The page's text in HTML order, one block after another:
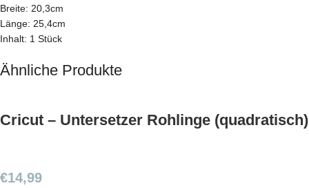
Breite: 20,3cm
Länge: 25,4cm
Inhalt: 1 Stück
Ähnliche Produkte
Cricut – Untersetzer Rohlinge (quadratisch)
€14,99